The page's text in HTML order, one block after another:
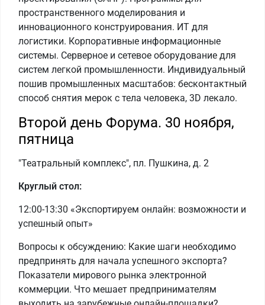
пространственного моделирования и
инновационного конструирования. ИТ для
логистики. Корпоративные информационные
системы. Серверное и сетевое оборудование для
систем легкой промышленности. Индивидуальный
пошив промышленных масштабов: бесконтактный
способ снятия мерок с тела человека, 3D лекало.
Второй день Форума. 30 ноября,
пятница
"Театральный комплекс", пл. Пушкина, д. 2
Круглый стол:
12:00-13:30 «Экспортируем онлайн: возможности и
успешный опыт»
Вопросы к обсуждению: Какие шаги необходимо
предпринять для начала успешного экспорта?
Показатели мирового рынка электронной
коммерции. Что мешает предпринимателям